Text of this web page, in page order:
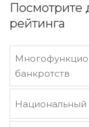
Посмотрите
рейтинга
банкротств
Национальный